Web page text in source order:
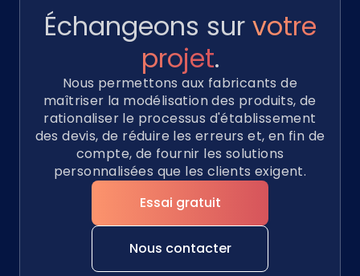
Échangeons sur votre
projet.
Nous permettons aux fabricants de
maîtriser la modélisation des produits, de
rationaliser le processus d'établissement
des devis, de réduire les erreurs et, en fin de
compte, de fournir les solutions
personnalisées que les clients exigent.
Essai gratuit
Nous contacter